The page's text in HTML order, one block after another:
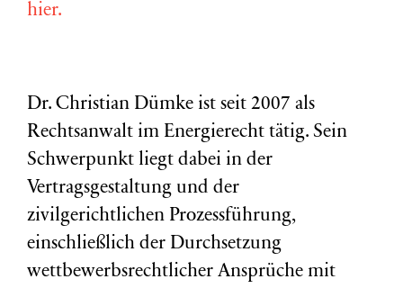
hier.
Dr. Christian Dümke ist seit 2007 als
Rechtsanwalt im Energierecht tätig. Sein
Schwerpunkt liegt dabei in der
Vertragsgestaltung und der
zivilgerichtlichen Prozessführung,
einschließlich der Durchsetzung
wettbewerbsrechtlicher Ansprüche mit